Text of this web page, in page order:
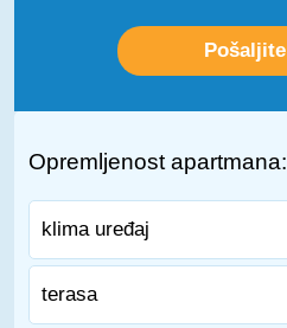
Opremljenost apartmana:
klima uređaj
terasa